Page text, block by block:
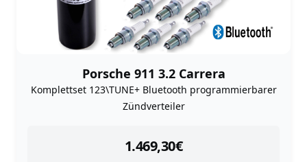
Porsche 911 3.2 Carrera
Komplettset 123\TUNE+ Bluetooth programmierbarer
Zündverteiler
1.469,30€
instock